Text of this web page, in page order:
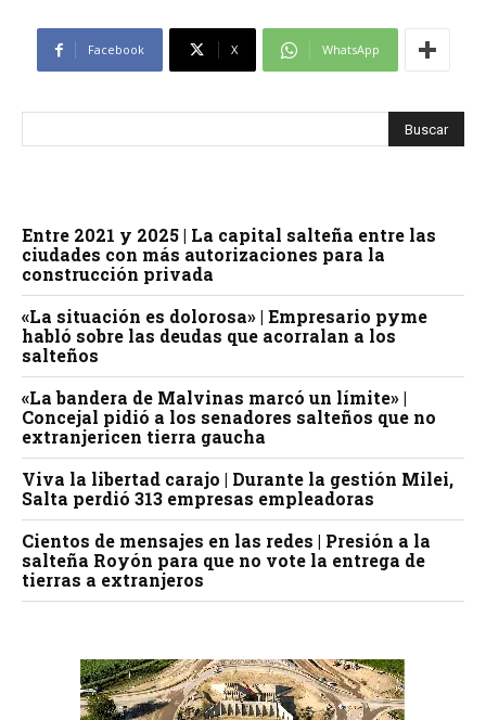
Facebook X WhatsApp
Entre 2021 y 2025 | La capital salteña entre las
ciudades con más autorizaciones para la
construcción privada
«La situación es dolorosa» | Empresario pyme
habló sobre las deudas que acorralan a los
salteños
«La bandera de Malvinas marcó un límite» |
Concejal pidió a los senadores salteños que no
extranjericen tierra gaucha
Viva la libertad carajo | Durante la gestión Milei,
Salta perdió 313 empresas empleadoras
Cientos de mensajes en las redes | Presión a la
salteña Royón para que no vote la entrega de
tierras a extranjeros